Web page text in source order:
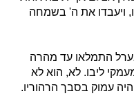
ויעבדו את ה' בשמחה
התמלאו עד מהרה
ליבו. לא, הוא לא
עמוק בסבך הרהוריו.